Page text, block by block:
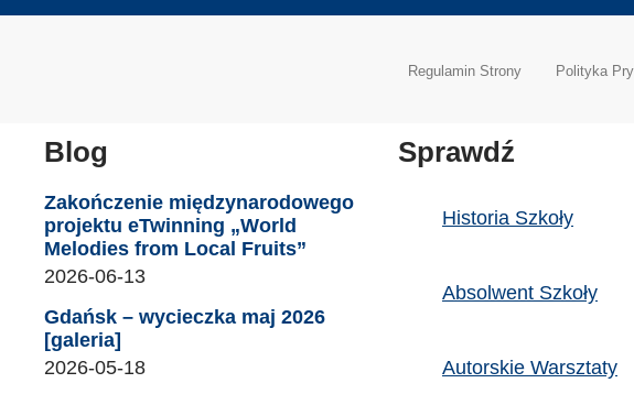
Regulamin Strony Polityka
Blog
Zakończenie międzynarodowego
projektu eTwinning „World
Melodies from Local Fruits”
2026-06-13
Gdańsk – wycieczka maj 2026
[galeria]
2026-05-18
Sprawdź
Historia Szkoły
Absolwent Szkoły
Autorskie Warsztaty